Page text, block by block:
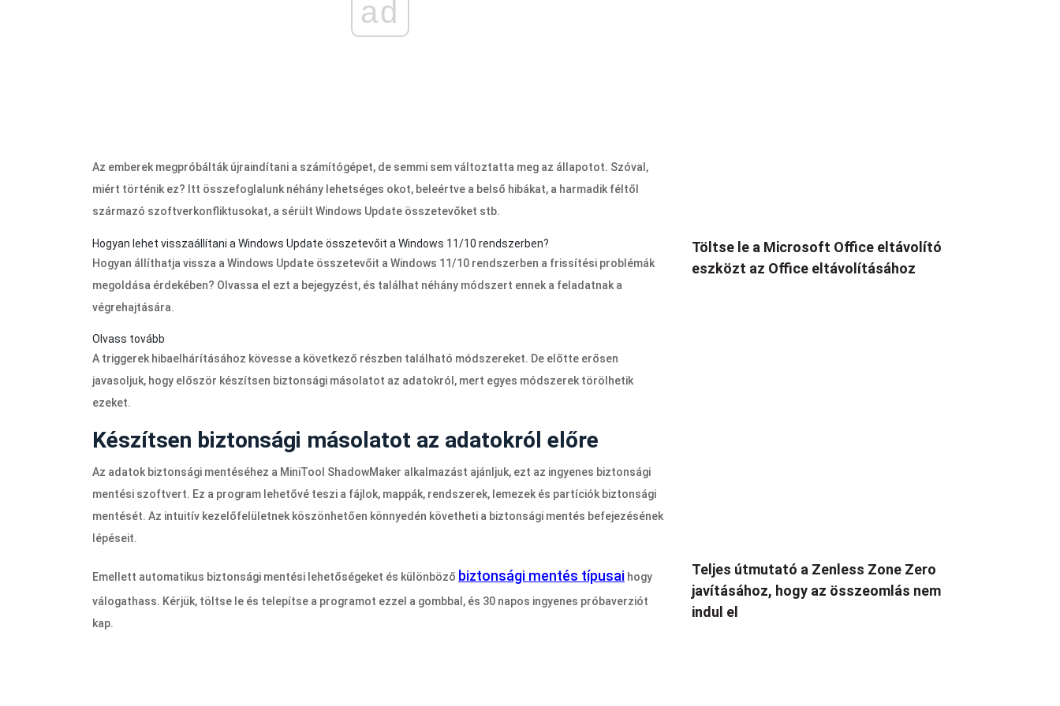
ad
Az emberek megpróbálták újraindítani a számítógépet, de semmi sem változtatta meg az állapotot. Szóval,
miért történik ez? Itt összefoglalunk néhány lehetséges okot, beleértve a belső hibákat, a harmadik féltől
származó szoftverkonfliktusokat, a sérült Windows Update összetevőket stb.
Hogyan lehet visszaállítani a Windows Update összetevőit a Windows 11/10 rendszerben?
Hogyan állíthatja vissza a Windows Update összetevőit a Windows 11/10 rendszerben a frissítési problémák
megoldása érdekében? Olvassa el ezt a bejegyzést, és találhat néhány módszert ennek a feladatnak a
végrehajtására.
Olvass tovább
A triggerek hibaelhárításához kövesse a következő részben található módszereket. De előtte erősen
javasoljuk, hogy először készítsen biztonsági másolatot az adatokról, mert egyes módszerek törölhetik
ezeket.
Készítsen biztonsági másolatot az adatokról előre
Az adatok biztonsági mentéséhez a MiniTool ShadowMaker alkalmazást ajánljuk, ezt az ingyenes biztonsági
mentési szoftvert. Ez a program lehetővé teszi a fájlok, mappák, rendszerek, lemezek és partíciók biztonsági
mentését. Az intuitív kezelőfelületnek köszönhetően könnyedén követheti a biztonsági mentés befejezésének
lépéseit.
Emellett automatikus biztonsági mentési lehetőségeket és különböző biztonsági mentés típusai hogy
válogathass. Kérjük, töltse le és telepítse a programot ezzel a gombbal, és 30 napos ingyenes próbaverziót
kap.
Töltse le a Microsoft Office eltávolító
eszközt az Office eltávolításához
Teljes útmutató a Zenless Zone Zero
javításához, hogy az összeomlás nem
indul el